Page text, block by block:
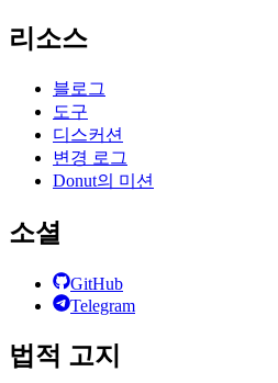
리소스
블로그
도구
디스커션
변경 로그
Donut의 미션
소셜
GitHub
Telegram
법적 고지